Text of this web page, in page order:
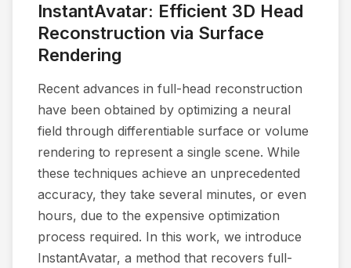
InstantAvatar: Efficient 3D Head
Reconstruction via Surface
Rendering
Recent advances in full-head reconstruction
have been obtained by optimizing a neural
field through differentiable surface or volume
rendering to represent a single scene. While
these techniques achieve an unprecedented
accuracy, they take several minutes, or even
hours, due to the expensive optimization
process required. In this work, we introduce
InstantAvatar, a method that recovers full-